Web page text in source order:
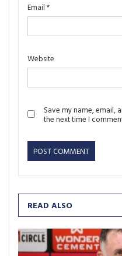
Email *
Website
Save my name, email,
the next time I
READ ALSO